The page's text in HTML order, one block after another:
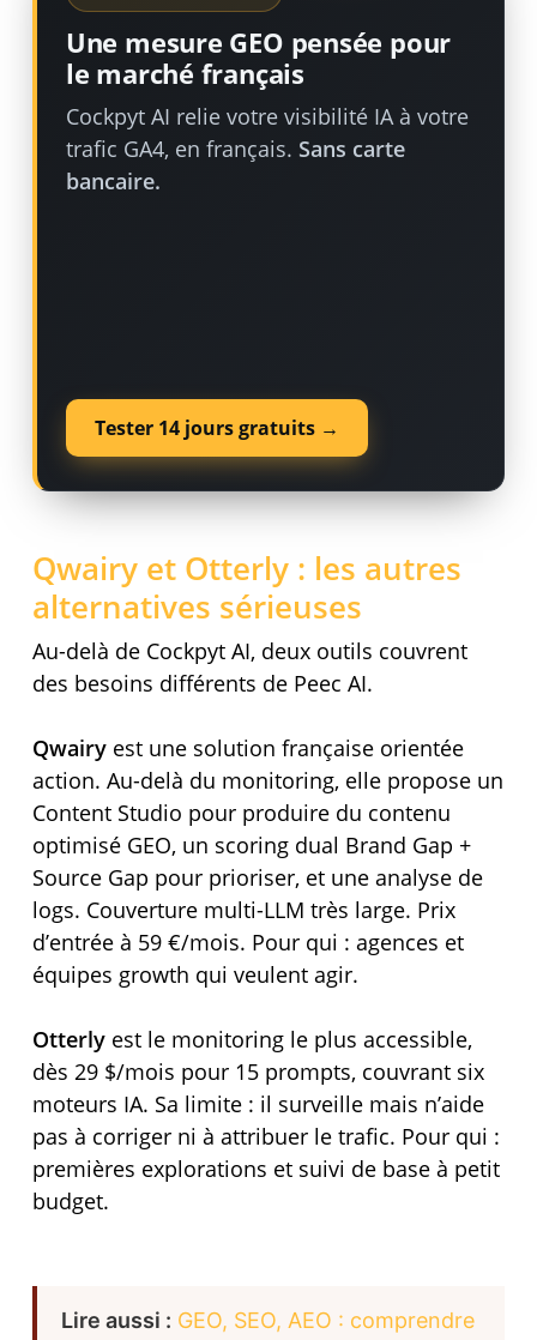
Une mesure GEO pensée pour
le marché français
Cockpyt AI relie votre visibilité IA à votre
trafic GA4, en français. Sans carte
bancaire.
Tester 14 jours gratuits →
Qwairy et Otterly : les autres
alternatives sérieuses
Au-delà de Cockpyt AI, deux outils couvrent
des besoins différents de Peec AI.
Qwairyest une solution française orientée
action. Au-delà du monitoring, elle propose un
Content Studio pour produire du contenu
optimisé GEO, un scoring dual Brand Gap +
Source Gap pour prioriser, et une analyse de
logs. Couverture multi-LLM très large. Prix
d’entrée à 59 €/mois. Pour qui : agences et
équipes growth qui veulent agir.
Otterlyest le monitoring le plus accessible,
dès 29 $/mois pour 15 prompts, couvrant six
moteurs IA. Sa limite : il surveille mais n’aide
pas à corriger ni à attribuer le trafic. Pour qui :
premières explorations et suivi de base à petit
budget.
Lire aussi : GEO, SEO, AEO : comprendre